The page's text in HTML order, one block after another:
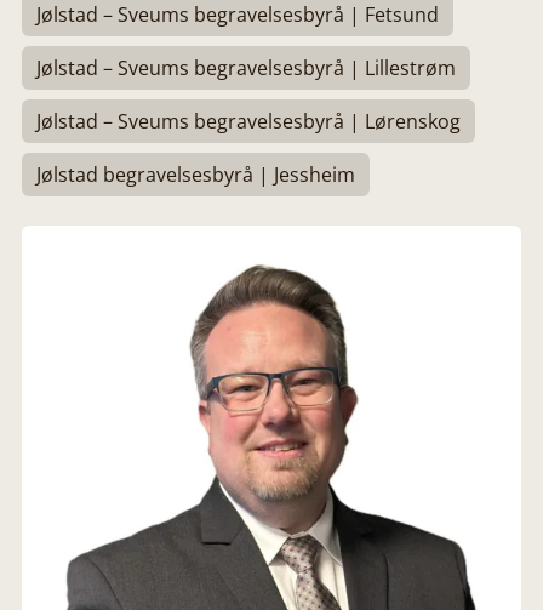
Jølstad – Sveums begravelsesbyrå | Fetsund
Jølstad – Sveums begravelsesbyrå | Lillestrøm
Jølstad – Sveums begravelsesbyrå | Lørenskog
Jølstad begravelsesbyrå | Jessheim